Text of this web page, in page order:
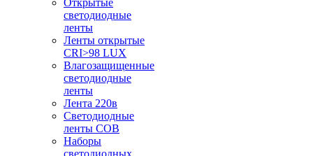
Открытые
светодиодные
ленты
Ленты открытые
CRI>98 LUX
Влагозащищенные
светодиодные
ленты
Лента 220в
Светодиодные
ленты COB
Наборы
светодиодных